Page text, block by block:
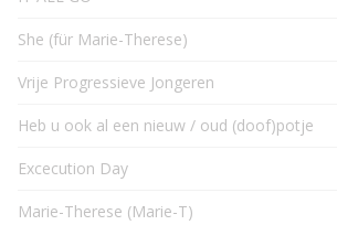
She (für Marie-Therese)
Vrije Progressieve Jongeren
Heb u ook al een nieuw / oud (doof)potje
Excecution Day
Marie-Therese (Marie-T)